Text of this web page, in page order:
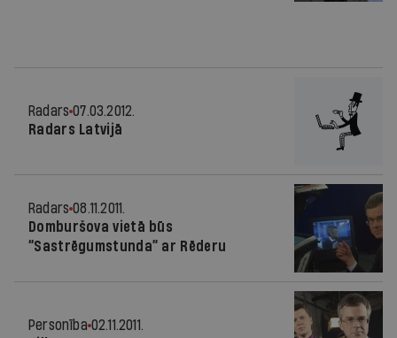
Radars 07.03.2012.
Radars Latvijā
Radars 08.11.2011.
Domburšova vietā būs
“Sastrēgumstunda” ar Rēderu
Personība 02.11.2011.